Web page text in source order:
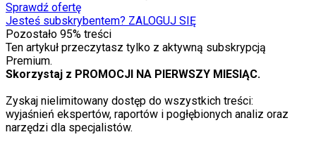
Sprawdź ofertę
Jesteś subskrybentem? ZALOGUJ SIĘ
Pozostało 95% treści
Ten artykuł przeczytasz tylko z aktywną subskrypcją
Premium.
Skorzystaj z PROMOCJI NA PIERWSZY MIESIĄC.
Zyskaj nielimitowany dostęp do wszystkich treści:
wyjaśnień ekspertów, raportów i pogłębionych analiz oraz
narzędzi dla specjalistów.